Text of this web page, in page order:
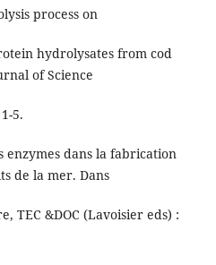
process on
hydrolysates from cod
of Science
5.
enzymes dans la fabrication
de la mer. Dans
TEC &DOC (Lavoisier eds) :